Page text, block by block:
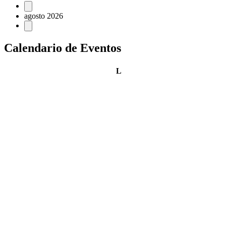
Eventos
agosto 2026
Calendario de Eventos
Llunes